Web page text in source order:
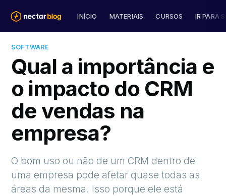
INÍCIO MATERIAIS CURSOS IR PARA
SOFTWARE
Qual a importância e
o impacto do CRM
de vendas na
empresa?
O bom uso ou não de um CRM dentro de
uma empresa pode afetar quase todas as
áreas da mesma. Isso porque ele está